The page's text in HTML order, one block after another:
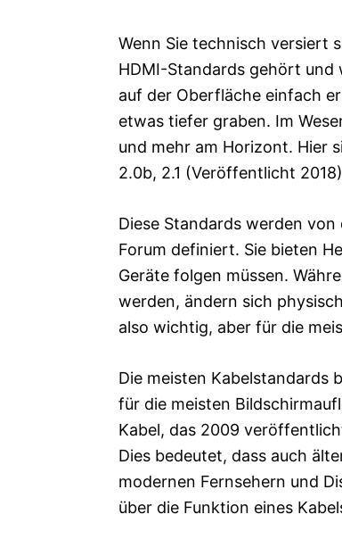
Wenn Sie technisch versiert
HDMI-Standards gehört und
auf der Oberfläche einfach
etwas tiefer graben. Im
und mehr am Horizont. Hier
2.0b, 2.1 (Veröffentlicht 2018)
Diese Standards werden
Forum definiert. Sie bieten
Geräte folgen müssen.
werden, ändern sich
also wichtig, aber für die
Die meisten Kabelstandards
für die meisten
Kabel, das 2009
Dies bedeutet, dass auch
modernen Fernsehern und
über die Funktion eines